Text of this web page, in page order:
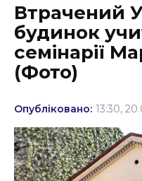
Культура
Освіта
Політика
Соціум
Втрачений
будинок
семінарії
(Фото)
Опубліковано: 13:30,